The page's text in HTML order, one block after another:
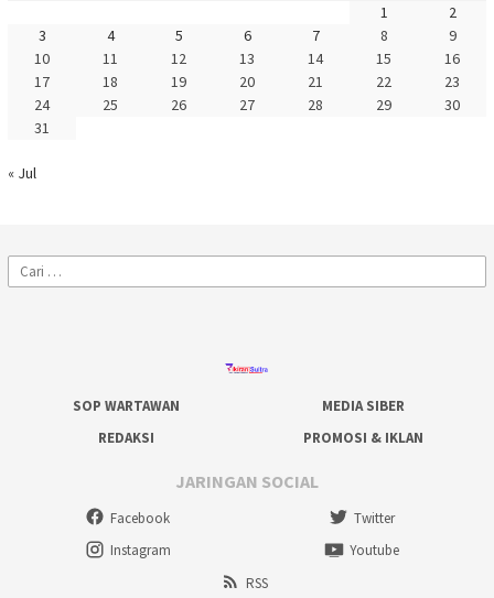
1
2
3
4 5 6 7 8
9
10
11 12 13 14 15
16
17
18 19 20 21 22
23
24
25 26 27 28 29
30
31
« Jul
Cari
untuk:
SOP WARTAWAN
MEDIA SIBER
REDAKSI
PROMOSI & IKLAN
JARINGAN SOCIAL
Facebook
Twitter
Instagram
Youtube
RSS